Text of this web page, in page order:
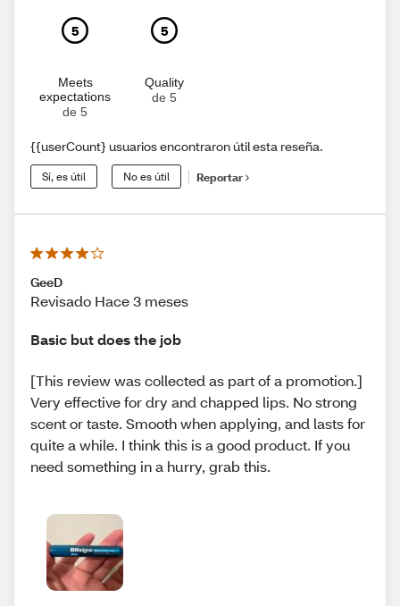
5
Meets
expectations
de 5
5
Quality
de 5
{{userCount} usuarios encontraron útil esta reseña.
Sí, es útil No es útil Reportar
GeeD
Revisado Hace 3 meses
Basic but does the job
[This review was collected as part of a promotion.]
Very effective for dry and chapped lips. No strong
scent or taste. Smooth when applying, and lasts for
quite a while. I think this is a good product. If you
need something in a hurry, grab this.